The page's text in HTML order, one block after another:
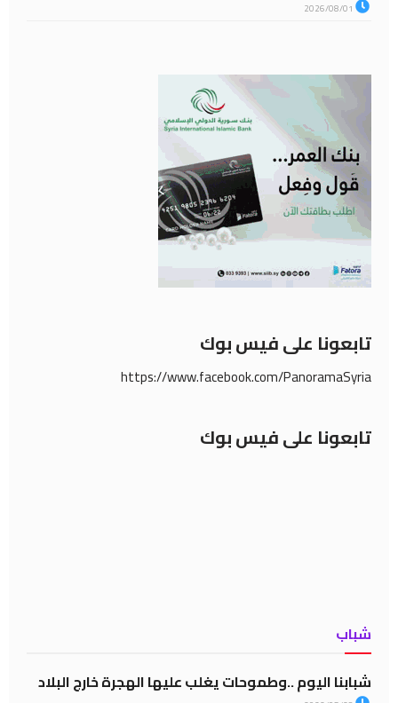
تابعونا على فيس بوك
https://www.facebook.com/PanoramaSyria
تابعونا على فيس بوك
شباب
شبابنا اليوم ..وطموحات يغلب عليها الهجرة خارج البلاد